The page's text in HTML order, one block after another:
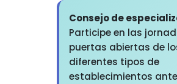
Consejo de
Participe en las
puertas abiertas de
diferentes tipos de
establecimientos